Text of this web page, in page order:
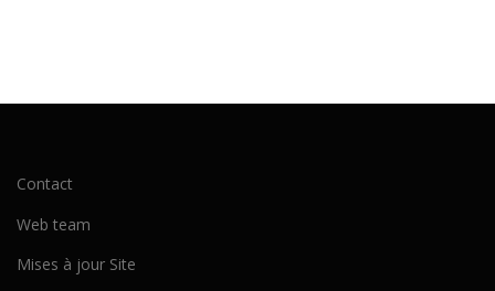
Contact
Web team
Mises à jour Site